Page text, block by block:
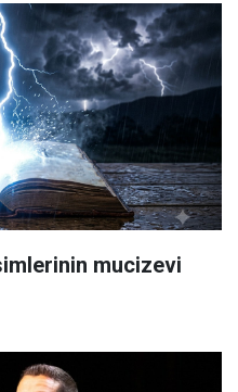
mucizevi